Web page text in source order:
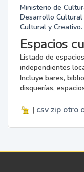
Ministerio de
Desarrollo
Cultural y Creativo.
Espacios
Listado de
independientes
Incluye bares,
disquerías,
| csv zip otro